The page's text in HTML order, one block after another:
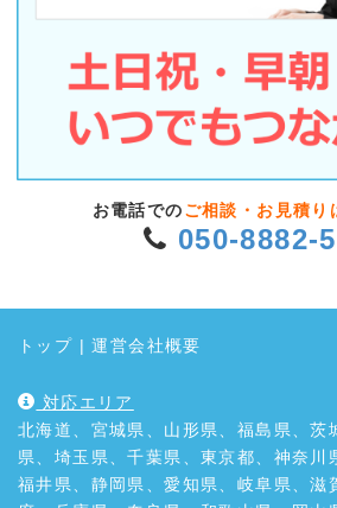
お電話での ご相談・お見積り
050-8882-
トップ |運営会社概要
対応エリア
北海道、宮城県、山形県、福島県、茨
県、埼玉県、千葉県、東京都、神奈川
福井県、静岡県、愛知県、岐阜県、滋